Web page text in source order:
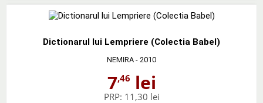
Dictionarul lui Lempriere (Colectia Babel)
NEMIRA - 2010
7,46 lei
PRP: 11,30 lei